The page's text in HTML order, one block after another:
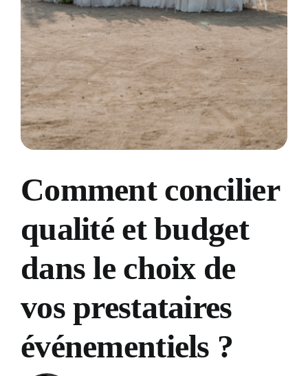
Devis & Contact
Comment concilier
qualité et budget
dans le choix de
vos prestataires
événementiels ?